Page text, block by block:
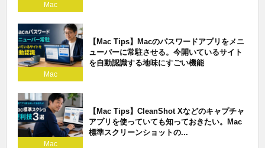
Mac
Mac
【Mac Tips】Macのパスワードアプリをメニ
ューバーに常駐させる。今開いているサイト
を自動認識する地味にすごい機能
Mac
【Mac Tips】CleanShot Xなどのキャプチャ
アプリを使っていても知っておきたい。Mac
標準スクリーンショットの...